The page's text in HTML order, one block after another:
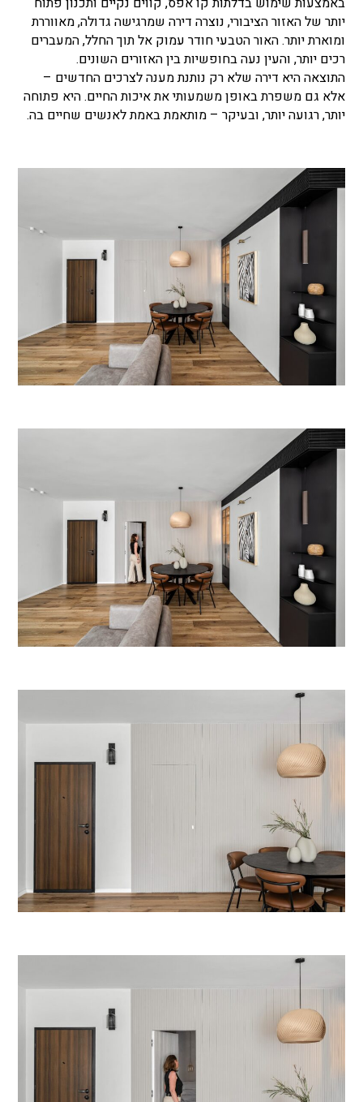
יותר של האזור הציבורי, נוצרה דירה שמרגישה גדולה, מאווררת
ומוארת יותר. האור הטבעי חודר עמוק אל תוך החלל, המעברים
רכים יותר, והעין נעה בחופשיות בין האזורים השונים.
התוצאה היא דירה שלא רק נותנת מענה לצרכים החדשים –
אלא גם משפרת באופן משמעותי את איכות החיים. היא פתוחה
יותר, רגועה יותר, ובעיקר – מותאמת באמת לאנשים שחיים בה.